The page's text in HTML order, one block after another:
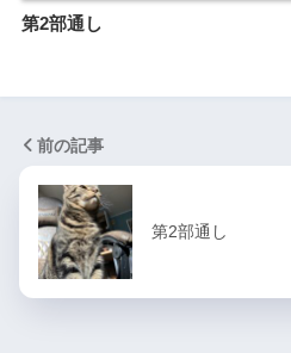
第2部通し
前の記事
第2部通し